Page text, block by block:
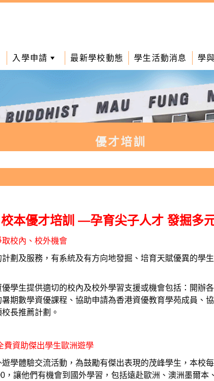
入學申請 最新學校動態 學生活動消息 學
優才培訓
校本優才培訓 —孕育尖子人才 發掘多
校內、校外機會
劃及服務，有系統及有方向地發掘、培育天賦優異的學
學生提供適切的校內及校外學習支援或機會包括：開辦
期數學資優課程、協助申請為香港資優教育學苑成員、
長推薦計劃。
費資助傑出學生歐洲遊學
學體驗交流活動，為鼓勵有傑出表現的茂峰學生，本校
，讓他們有機會到國外學習，包括遠赴歐洲、澳洲墨爾本